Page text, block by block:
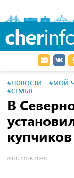
cher
#НОВОСТИ #МОЙ
#СЕМЬЯ
В
купчиков
09.07.2026 10:30